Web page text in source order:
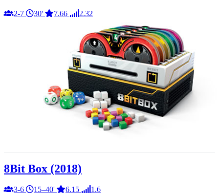
2-7 30' 7.66 2.32
8Bit Box (2018)
3-6 15–40' 6.15 1.6